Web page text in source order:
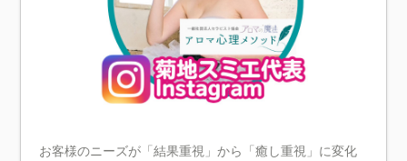
お客様のニーズが「結果重視」から「癒し重視」に変化